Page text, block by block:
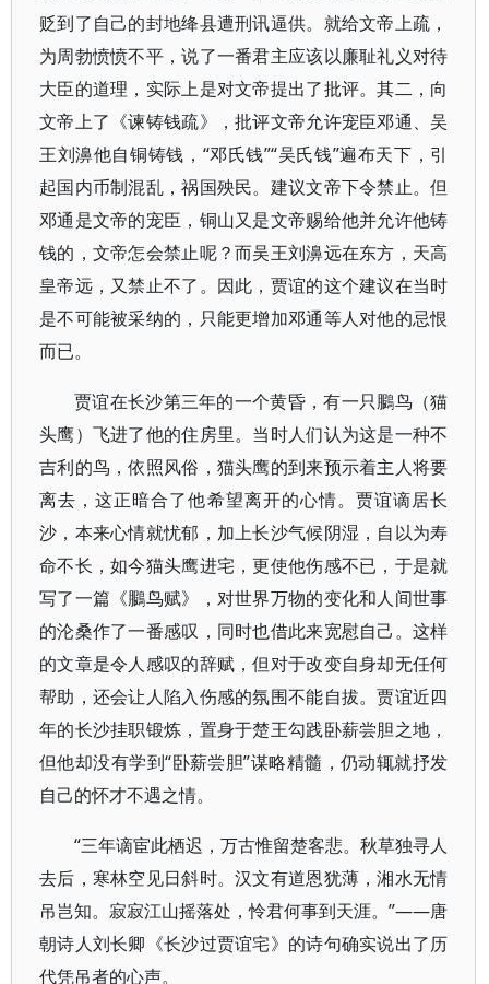
贬到了自己的封地绛县遭刑讯逼供。就给文帝上疏，
为周勃愤愤不平，说了一番君主应该以廉耻礼义对待
大臣的道理，实际上是对文帝提出了批评。其二，向
文帝上了《谏铸钱疏》，批评文帝允许宠臣邓通、吴
王刘濞他自铜铸钱，“邓氏钱”“吴氏钱”遍布天下，引
起国内币制混乱，祸国殃民。建议文帝下令禁止。但
邓通是文帝的宠臣，铜山又是文帝赐给他并允许他铸
钱的，文帝怎会禁止呢？而吴王刘濞远在东方，天高
皇帝远，又禁止不了。因此，贾谊的这个建议在当时
是不可能被采纳的，只能更增加邓通等人对他的忌恨
而已。
贾谊在长沙第三年的一个黄昏，有一只鵩鸟（猫
头鹰）飞进了他的住房里。当时人们认为这是一种不
吉利的鸟，依照风俗，猫头鹰的到来预示着主人将要
离去，这正暗合了他希望离开的心情。贾谊谪居长
沙，本来心情就忧郁，加上长沙气候阴湿，自以为寿
命不长，如今猫头鹰进宅，更使他伤感不已，于是就
写了一篇《鵩鸟赋》，对世界万物的变化和人间世事
的沦桑作了一番感叹，同时也借此来宽慰自己。这样
的文章是令人感叹的辞赋，但对于改变自身却无任何
帮助，还会让人陷入伤感的氛围不能自拔。贾谊近四
年的长沙挂职锻炼，置身于楚王勾践卧薪尝胆之地，
但他却没有学到“卧薪尝胆”谋略精髓，仍动辄就抒发
自己的怀才不遇之情。
“三年谪宦此栖迟，万古惟留楚客悲。秋草独寻人
去后，寒林空见日斜时。汉文有道恩犹薄，湘水无情
吊岂知。寂寂江山摇落处，怜君何事到天涯。”——唐
朝诗人刘长卿《长沙过贾谊宅》的诗句确实说出了历
代凭吊者的心声。